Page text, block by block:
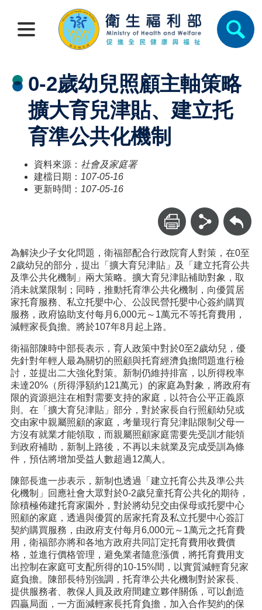
0-2歲幼兒照顧主軸策略
擴大育兒津貼、建立托
育準公共化機制
資料來源： 社會及家庭署
建檔日期： 107-05-16
更新時間： 107-05-16
回上一頁
為解決少子女化問題，衛福部配合行政院育人對策，在0至
2歲幼兒的部分，提出「擴大育兒津貼」及「建立托育公共
及準公共化機制」兩大策略。擴大育兒津貼補助對象，取
消未就業限制；同時，推動托育準公共化機制，向優質居
家托育服務、私立托嬰中心、公設民營托嬰中心簽約購買
服務，政府協助支付每月6,000元～1萬元不等托育費用，
減輕家長負擔。將於107年8月起上路。
衛福部陳時中部長表示，育人政策中對於0至2歲幼兒，優
先針對年輕人最為關切的照顧與托育經濟負擔問題進行檢
討，並提出二大強化對策。新制仍維持排富，以所得稅率
未達20%（所得淨額約121萬元）的家庭為對象，將政府有
限的資源挹注在相對需要支持的家庭，以符合公平正義原
則。在「擴大育兒津貼」部分，對於家長自行照顧幼兒或
交由家中親屬照顧的家庭，考量現行育兒津貼限制父母一
方沒有就業才能領取，而親屬照顧家庭需要先受訓才能領
到政府補助，新制上路後，不再以未就業及完成受訓為條
件，預估將增加受益人數超過12萬人。
陳部長進一步表示，新制也透過「建立托育公共及準公共
化機制」回應社會大眾對於0-2歲兒童托育公共化的期待，
除積極佈建托育家園外，對於將幼兒交由保母或托嬰中心
照顧的家庭，透過與優質的居家托育及私立托嬰中心簽訂
契約購買服務，由政府支付每月6,000元～1萬元之托育費
用，衛福部亦將和各地方政府共同訂定托育費用收費價
格，並進行價格管理，避免業者隨意漲價，將托育費用支
出控制在家庭可支配所得的10-15%間，以實質減輕育兒家
庭負擔。陳部長特別強調，托育準公共化機制對於家長、
提供服務者、教保人員及政府間建立夥伴關係，可以創造
四贏局面，一方面減輕家長托育負擔，加入合作契約的保